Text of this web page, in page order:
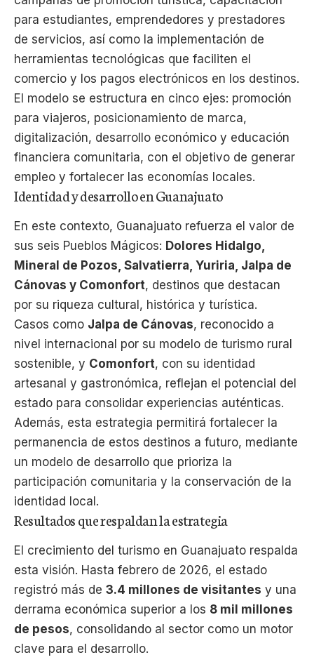
para estudiantes, emprendedores y prestadores
de servicios, así como la implementación de
herramientas tecnológicas que faciliten el
comercio y los pagos electrónicos en los destinos.
El modelo se estructura en cinco ejes: promoción
para viajeros, posicionamiento de marca,
digitalización, desarrollo económico y educación
financiera comunitaria, con el objetivo de generar
empleo y fortalecer las economías locales.
Identidad y desarrollo en Guanajuato
En este contexto, Guanajuato refuerza el valor de
sus seis Pueblos Mágicos: Dolores Hidalgo,
Mineral de Pozos, Salvatierra, Yuriria, Jalpa de
Cánovas y Comonfort, destinos que destacan
por su riqueza cultural, histórica y turística.
Casos como Jalpa de Cánovas, reconocido a
nivel internacional por su modelo de turismo rural
sostenible, y Comonfort, con su identidad
artesanal y gastronómica, reflejan el potencial del
estado para consolidar experiencias auténticas.
Además, esta estrategia permitirá fortalecer la
permanencia de estos destinos a futuro, mediante
un modelo de desarrollo que prioriza la
participación comunitaria y la conservación de la
identidad local.
Resultados que respaldan la estrategia
El crecimiento del turismo en Guanajuato respalda
esta visión. Hasta febrero de 2026, el estado
registró más de 3.4 millones de visitantes y una
derrama económica superior a los 8 mil millones
de pesos, consolidando al sector como un motor
clave para el desarrollo.